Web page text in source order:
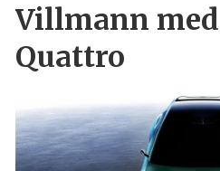
Villmann
Quattro